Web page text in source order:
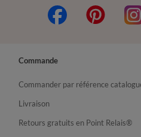
Commande
Commander par référence
Livraison
Retours gratuits en Point Relais®